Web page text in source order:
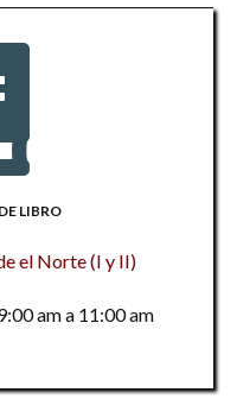
LIBRO
el Norte (I y II)
am a 11:00 am